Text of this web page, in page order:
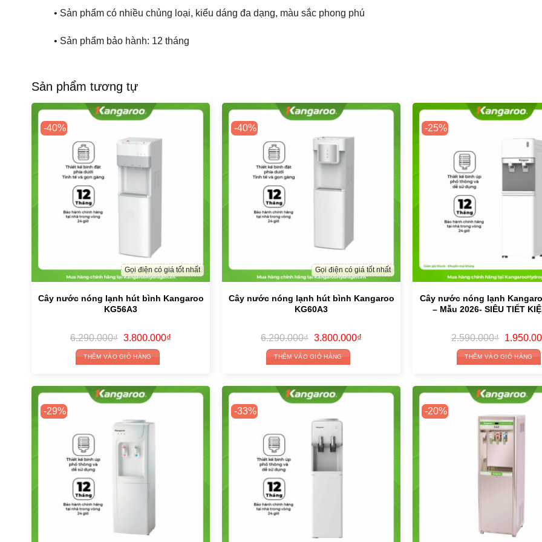
• Sản phẩm có nhiều chủng loại, kiểu dáng đa dạng, màu sắc phong phú
• Sản phẩm bảo hành: 12 tháng
Sản phẩm tương tự
-40%
Gọi điện có giá tốt nhất
Cây nước nóng lạnh hút bình Kangaroo
KG56A3
6.290.000₫ Original
was:
6.290.000₫.
3.800.000₫Current
THÊM VÀO GIỎ HÀNG
-40%
Gọi điện có giá tốt nhất
Cây nước nóng lạnh hút bình Kangaroo
KG60A3
6.290.000₫ Original
was:
6.290.000₫.
3.800.000₫Current
THÊM VÀO GIỎ HÀNG
-25%
Cây nước nóng lạnh
– Mẫu 2026- SIÊU TIẾT
2.590.000₫ Original
was:
THÊM VÀO GIỎ HÀNG
-29% -33% -20%